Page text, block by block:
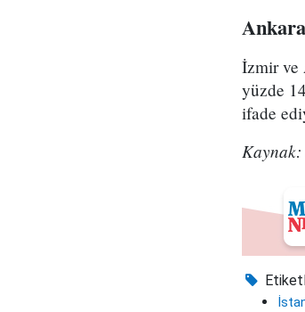
İzmir ve
yüzde
ifade